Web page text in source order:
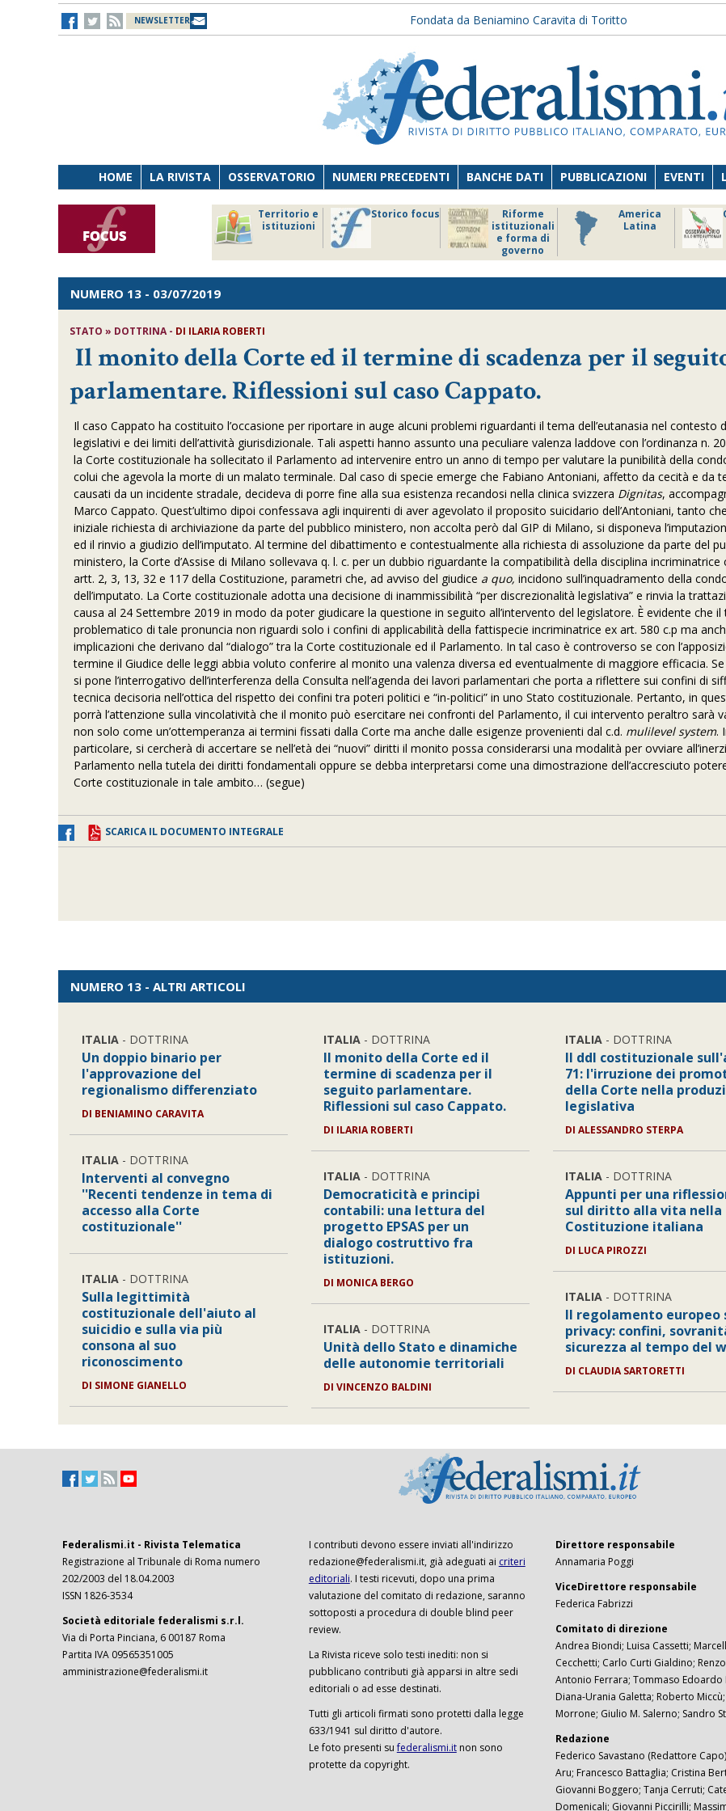
NEWSLETTER Fondata da Beniamino Caravita di Toritto
HOME LA RIVISTA OSSERVATORIO NUMERI PRECEDENTI BANCHE DATI PUBBLICAZIONI EVENTI
Territorio e
istituzioni
Storico focus
Riforme
istituzionali
e forma di
governo
America
Latina
NUMERO 13 - 03/07/2019
STATO » DOTTRINA - DI ILARIA ROBERTI
Il monito della Corte ed il termine di scadenza per il
parlamentare. Riflessioni sul caso Cappato.
Il caso Cappato ha costituito l’occasione per riportare in auge alcuni problemi riguardanti il tema dell’eutanasia nel contesto
legislativi e dei limiti dell’attività giurisdizionale. Tali aspetti hanno assunto una peculiare valenza laddove con l’ordinanza n.
la Corte costituzionale ha sollecitato il Parlamento ad intervenire entro un anno di tempo per valutare la punibilità della
colui che agevola la morte di un malato terminale. Dal caso di specie emerge che Fabiano Antoniani, affetto da cecità e da
causati da un incidente stradale, decideva di porre fine alla sua esistenza recandosi nella clinica svizzera Dignitas,
Marco Cappato. Quest’ultimo dipoi confessava agli inquirenti di aver agevolato il proposito suicidario dell’Antoniani, tanto
iniziale richiesta di archiviazione da parte del pubblico ministero, non accolta però dal GIP di Milano, si disponeva
ed il rinvio a giudizio dell’imputato. Al termine del dibattimento e contestualmente alla richiesta di assoluzione da parte del
ministero, la Corte d’Assise di Milano sollevava q. l. c. per un dubbio riguardante la compatibilità della disciplina incriminatrice
artt. 2, 3, 13, 32 e 117 della Costituzione, parametri che, ad avviso del giudice a quo, incidono sull’inquadramento della
dell’imputato. La Corte costituzionale adotta una decisione di inammissibilità “per discrezionalità legislativa” e rinvia la
causa al 24 Settembre 2019 in modo da poter giudicare la questione in seguito all’intervento del legislatore. È evidente che il
problematico di tale pronuncia non riguardi solo i confini di applicabilità della fattispecie incriminatrice ex art. 580 c.p ma
implicazioni che derivano dal “dialogo” tra la Corte costituzionale ed il Parlamento. In tal caso è controverso se con
termine il Giudice delle leggi abbia voluto conferire al monito una valenza diversa ed eventualmente di maggiore efficacia.
si pone l’interrogativo dell’interferenza della Consulta nell’agenda dei lavori parlamentari che porta a riflettere sui confini di
tecnica decisoria nell’ottica del rispetto dei confini tra poteri politici e “in-politici” in uno Stato costituzionale. Pertanto, in
porrà l’attenzione sulla vincolatività che il monito può esercitare nei confronti del Parlamento, il cui intervento peraltro sarà
non solo come un’ottemperanza ai termini fissati dalla Corte ma anche dalle esigenze provenienti dal c.d. mulilevel system.
particolare, si cercherà di accertare se nell’età dei “nuovi” diritti il monito possa considerarsi una modalità per ovviare
Parlamento nella tutela dei diritti fondamentali oppure se debba interpretarsi come una dimostrazione dell’accresciuto
Corte costituzionale in tale ambito… (segue)
SCARICA IL DOCUMENTO INTEGRALE
NUMERO 13 - ALTRI ARTICOLI
ITALIA - DOTTRINA
Un doppio binario per
l'approvazione del
regionalismo differenziato
DI BENIAMINO CARAVITA
ITALIA - DOTTRINA
Interventi al convegno
''Recenti tendenze in tema di
accesso alla Corte
costituzionale''
ITALIA - DOTTRINA
Sulla legittimità
costituzionale dell'aiuto al
suicidio e sulla via più
consona al suo
riconoscimento
DI SIMONE GIANELLO
ITALIA - DOTTRINA
Il monito della Corte ed il
termine di scadenza per il
seguito parlamentare.
Riflessioni sul caso Cappato.
DI ILARIA ROBERTI
ITALIA - DOTTRINA
Democraticità e principi
contabili: una lettura del
progetto EPSAS per un
dialogo costruttivo fra
istituzioni.
DI MONICA BERGO
ITALIA - DOTTRINA
Unità dello Stato e dinamiche
delle autonomie territoriali
DIVINCENZO BALDINI
ITALIA- DOTTRINA
Il ddl costituzionale
71: l'irruzione dei
della Corte nella
legislativa
DI ALESSANDRO STERPA
ITALIA- DOTTRINA
Appunti per una
sul diritto alla vita nella
Costituzione italiana
DI LUCA PIROZZI
ITALIA- DOTTRINA
Il regolamento europeo
privacy: confini,
sicurezza al tempo del
DI CLAUDIA SARTORETTI
Federalismi.it - Rivista Telematica
Registrazione al Tribunale di Roma numero
202/2003 del 18.04.2003
ISSN 1826-3534
Società editoriale federalismi s.r.l.
Via di Porta Pinciana, 6 00187 Roma
Partita IVA 09565351005
amministrazione@federalismi.it
I contributi devono essere inviati all'indirizzo
redazione@federalismi.it, già adeguati ai criteri
editoriali. I testi ricevuti, dopo una prima
valutazione del comitato di redazione, saranno
sottoposti a procedura di double blind peer
review.
La Rivista riceve solo testi inediti: non si
pubblicano contributi già apparsi in altre sedi
editoriali o ad esse destinati.
Tutti gli articoli firmati sono protetti dalla legge
633/1941 sul diritto d'autore.
Le foto presenti sufederalismi.itnon sono
protette da copyright.
Direttore responsabile
Annamaria Poggi
ViceDirettore responsabile
Federica Fabrizzi
Comitato di direzione
Andrea Biondi; Luisa Cassetti;
Cecchetti; Carlo Curti Gialdino;
Antonio Ferrara; Tommaso Edoardo
Diana-Urania Galetta; Roberto
Morrone; Giulio M. Salerno; Sandro
Redazione
Federico Savastano (Redattore
Aru; Francesco Battaglia; Cristina
Giovanni Boggero; Tanja Cerruti;
Domenicali; Giovanni Piccirilli;